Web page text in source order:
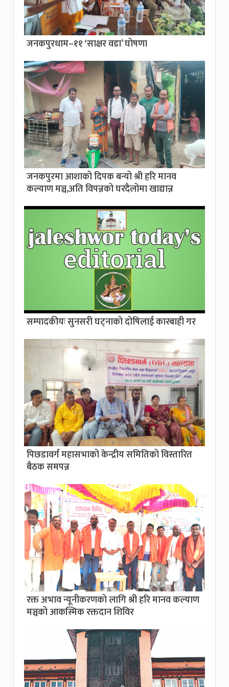
जनकपुरधाम–११ ‘साक्षर वडा’ घोषणा
जनकपुरमा आशाको दिपक बन्यो श्री हरि मानव
कल्याण मञ्च,अति विपन्नको घरदैलोमा खाद्यान्न
सम्पादकीयः सुनसरी घट्नाको दोषिलाई कारबाही गर
पिछडावर्ग महासभाको केन्द्रीय समितिको विस्तारित
बैठक समपन्न
रक्त अभाव न्यूनीकरणको लागि श्री हरि मानव कल्याण
मञ्चको आकस्मिक रक्तदान शिविर